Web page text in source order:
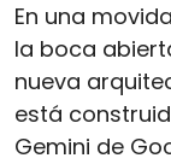
En una
la boca
nueva
está
Gemini de